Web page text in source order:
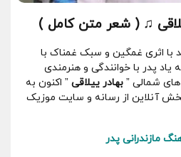
♫ ( شعر متن کامل )
با اثری غمگین و سبک غمناک با
یاد پدر با خوانندگی و هنرمندی
شمالی ” بهادر ییلاقی ” اکنون به
آنلاین از رسانه و سایت موزیک
مازندرانی پدر